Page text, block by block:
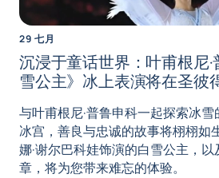
29 七月
沉浸于童话世界：叶甫根尼
雪公主》冰上表演将在圣彼
与叶甫根尼·普鲁申科一起探索冰
冰宫，善良与忠诚的故事将栩栩如
娜·谢尔巴科娃饰演的白雪公主，
章，将为您带来难忘的体验。